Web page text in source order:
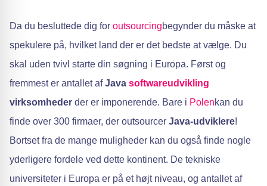
Da du besluttede dig for outsourcingbegynder du måske at
spekulere på, hvilket land der er det bedste at vælge. Du
skal uden tvivl starte din søgning i Europa. Først og
fremmest er antallet afJava softwareudvikling
virksomheder der er imponerende. Bare i Polenkan du
finde over 300 firmaer, der outsourcer Java-udviklere!
Bortset fra de mange muligheder kan du også finde nogle
yderligere fordele ved dette kontinent. De tekniske
universiteter i Europa er på et højt niveau, og antallet af